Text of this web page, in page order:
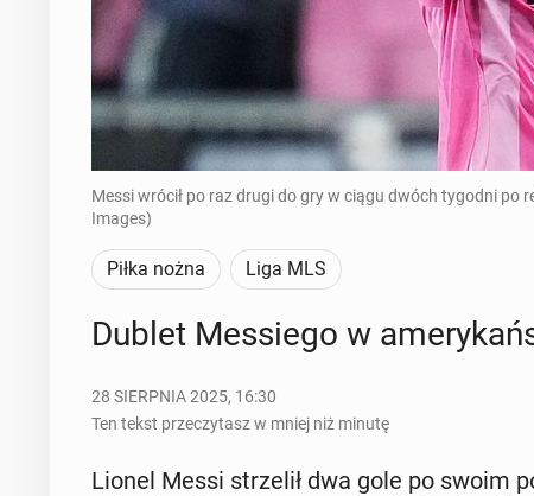
Messi wrócił po raz drugi do gry w ciągu dwóch tygodni
Images)
Piłka nożna Liga MLS
Dublet Mes­sie­go w
28 SIERPNIA 2025, 16:30
Ten tekst przeczytasz w mniej niż minutę
Lionel Messi strze­lił dwa gole po swoim